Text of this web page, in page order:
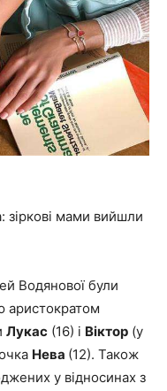
мами вийшли
Водянової були
аристократом
Лукас (16) і Віктор (у
Нева (12). Також
у відносинах з